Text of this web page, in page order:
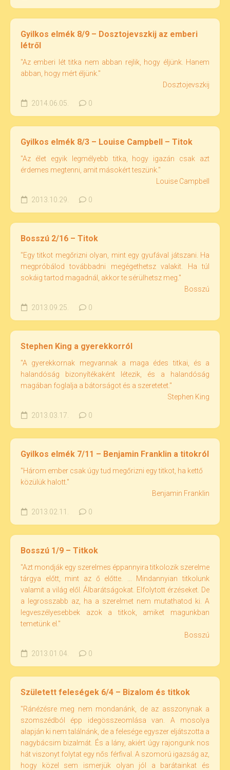
Gyilkos elmék 8/9 – Dosztojevszkij az emberi
létről
"Az emberi lét titka nem abban rejlik, hogy éljünk. Hanem
abban, hogy mért éljünk."
Dosztojevszkij
2014.06.05. 0
Gyilkos elmék 8/3 – Louise Campbell – Titok
"Az élet egyik legmélyebb titka, hogy igazán csak azt
érdemes megtenni, amit másokért teszünk."
Louise Campbell
2013.10.29. 0
Bosszú 2/16 – Titok
"Egy titkot megőrizni olyan, mint egy gyufával játszani. Ha
megpróbálod továbbadni megégethetsz valakit. Ha túl
sokáig tartod magadnál, akkor te sérülhetsz meg."
Bosszú
2013.09.25. 0
Stephen King a gyerekkorról
"A gyerekkornak megvannak a maga édes titkai, és a
halandóság bizonyítékaként létezik, és a halandóság
magában foglalja a bátorságot és a szeretetet."
Stephen King
2013.03.17. 0
Gyilkos elmék 7/11 – Benjamin Franklin a titokról
"Három ember csak úgy tud megőrizni egy titkot, ha kettő
közülük halott."
Benjamin Franklin
2013.02.11. 0
Bosszú 1/9 – Titkok
"Azt mondják egy szerelmes éppannyira titkolozik szerelme
tárgya előtt, mint az ő előtte. ... Mindannyian titkolunk
valamit a világ elől. Álbarátságokat. Elfolytott érzéseket. De
a legrosszabb az, ha a szerelmet nem mutathatod ki. A
legveszélyesebbek azok a titkok, amiket magunkban
temetünk el."
Bosszú
2013.01.04. 0
Született feleségek 6/4 – Bizalom és titkok
"Ránézésre meg nem mondanánk, de az asszonynak a
szomszédból épp idegösszeomlása van. A mosolya
alapján ki nem találnánk, de a felesége egyszer eljátszotta a
nagybácsim bizalmát. És a lány, akiért úgy rajongunk nos
hát viszonyt folytat egy nős férfival. A szomorú igazság az,
hogy közel sem ismerjük olyan jól a barátainkat és